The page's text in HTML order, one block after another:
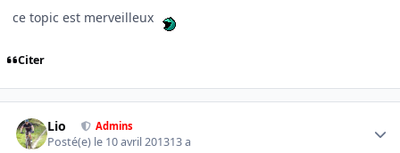
ce topic est merveilleux
Citer
Lio Admins
Posté(e) le 10 avril 201313 a